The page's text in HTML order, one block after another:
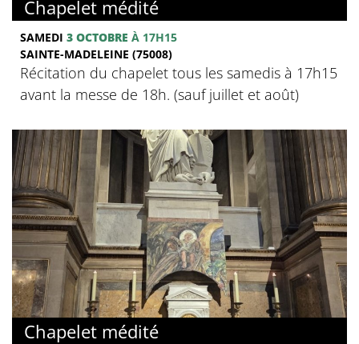
Chapelet médité
SAMEDI 3 OCTOBRE À 17H15
SAINTE-MADELEINE (75008)
Récitation du chapelet tous les samedis à 17h15
avant la messe de 18h. (sauf juillet et août)
Chapelet médité